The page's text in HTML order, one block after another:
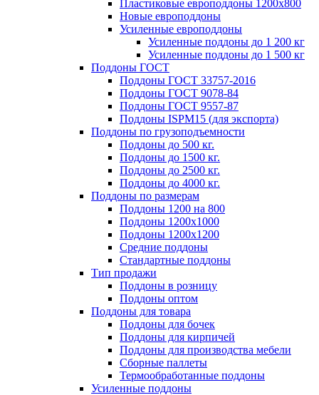
Пластиковые европоддоны 1200х800
Новые европоддоны
Усиленные европоддоны
Усиленные поддоны до 1 200 кг
Усиленные поддоны до 1 500 кг
Поддоны ГОСТ
Поддоны ГОСТ 33757-2016
Поддоны ГОСТ 9078-84
Поддоны ГОСТ 9557-87
Поддоны ISPM15 (для экспорта)
Поддоны по грузоподъемности
Поддоны до 500 кг.
Поддоны до 1500 кг.
Поддоны до 2500 кг.
Поддоны до 4000 кг.
Поддоны по размерам
Поддоны 1200 на 800
Поддоны 1200х1000
Поддоны 1200х1200
Средние поддоны
Стандартные поддоны
Тип продажи
Поддоны в розницу
Поддоны оптом
Поддоны для товара
Поддоны для бочек
Поддоны для кирпичей
Поддоны для производства мебели
Сборные паллеты
Термообработанные поддоны
Усиленные поддоны